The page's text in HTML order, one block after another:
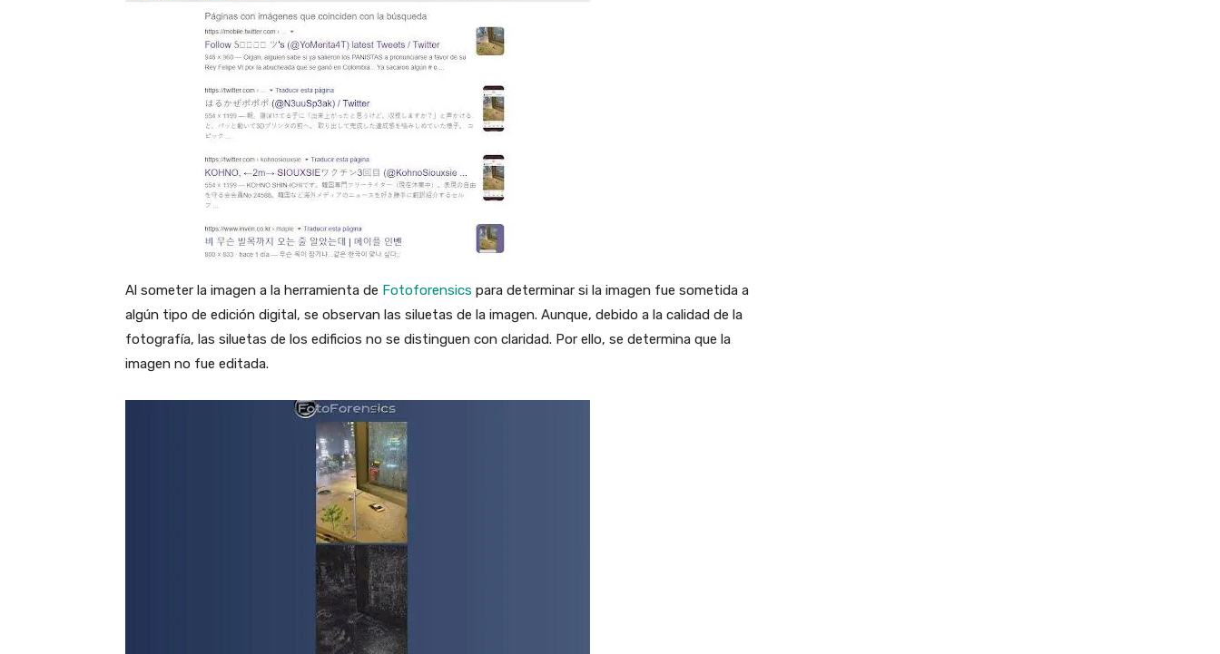
Al someter la imagen a la herramienta de Fotoforensics para determinar si la imagen fue sometida a
algún tipo de edición digital, se observan las siluetas de la imagen. Aunque, debido a la calidad de la
fotografía, las siluetas de los edificios no se distinguen con claridad. Por ello, se determina que la
imagen no fue editada.